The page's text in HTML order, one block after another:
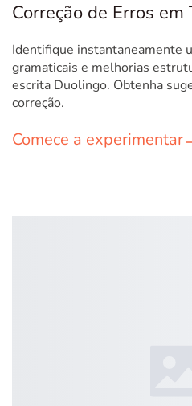
Correção de Erros em
Identifique instantaneamente
gramaticais e melhorias
escrita Duolingo. Obtenha
correção.
Comece a experimentar